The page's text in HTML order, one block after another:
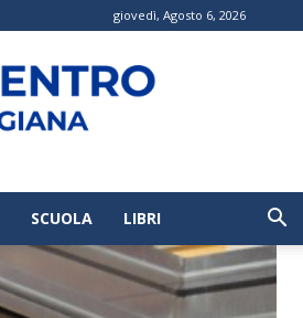
giovedì, Agosto 6, 2026
SCUOLA LIBRI